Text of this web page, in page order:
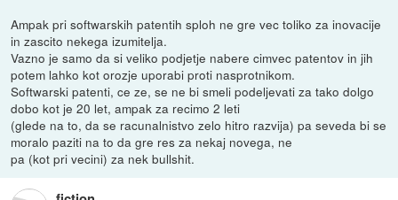
Ampak pri softwarskih patentih sploh ne gre vec toliko za inovacije
in zascito nekega izumitelja.
Vazno je samo da si veliko podjetje nabere cimvec patentov in jih
potem lahko kot orozje uporabi proti nasprotnikom.
Softwarski patenti, ce ze, se ne bi smeli podeljevati za tako dolgo
dobo kot je 20 let, ampak za recimo 2 leti
(glede na to, da se racunalnistvo zelo hitro razvija) pa seveda bi se
moralo paziti na to da gre res za nekaj novega, ne
pa (kot pri vecini) za nek bullshit.